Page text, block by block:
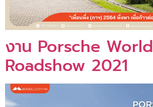
งาน Porsche World
Roadshow 2021